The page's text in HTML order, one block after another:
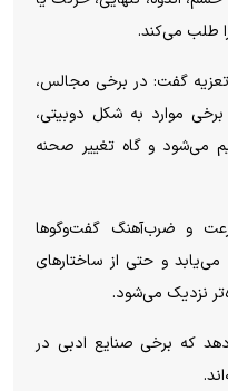
طلب می‌کند.
تعزیه گفت: در برخی مجالس،
موارد به شکل دوبیتی،
می‌شود و گاه تغییر صحنه
و ضرب‌آهنگ گفت‌و‌گو‌ها
و حتی از ساختار‌های
نزدیک می‌شود.
که برخی صنایع ادبی در